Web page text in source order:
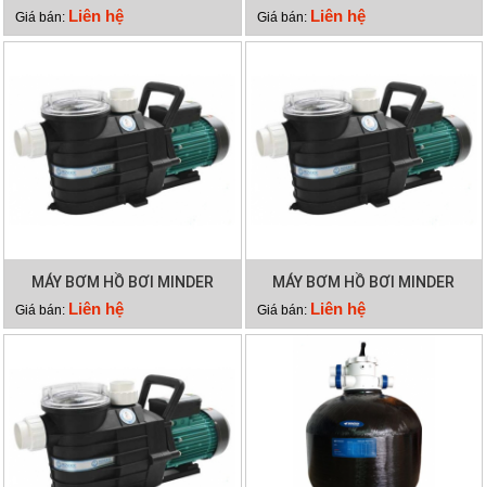
WATERCO HYDROCHLOR
MINERAL 5000
Giá bán: Liên hệ
DEP2140
Giá bán: Liên hệ
MÁY BƠM HỒ BƠI MINDER
MXB300
Giá bán: Liên hệ
MÁY BƠM HỒ BƠI MINDER
MXB250
Giá bán: Liên hệ